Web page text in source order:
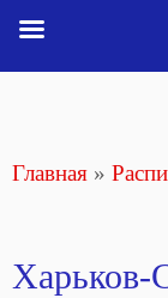
Главная »
Харьков-